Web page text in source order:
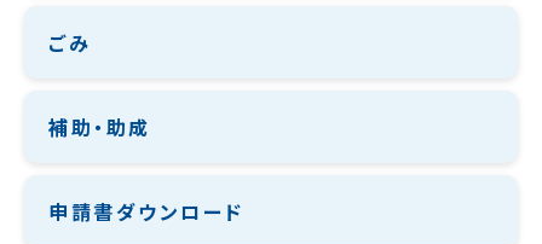
ごみ
補助・助成
申請書ダウンロード